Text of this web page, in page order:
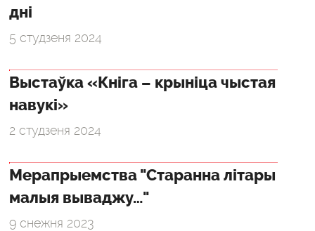
дні
5 студзеня 2024
Выстаўка «Кніга – крыніца чыстая
навукі»
2 студзеня 2024
Мерапрыемства "Старанна літары
малыя вываджу…"
9 снежня 2023